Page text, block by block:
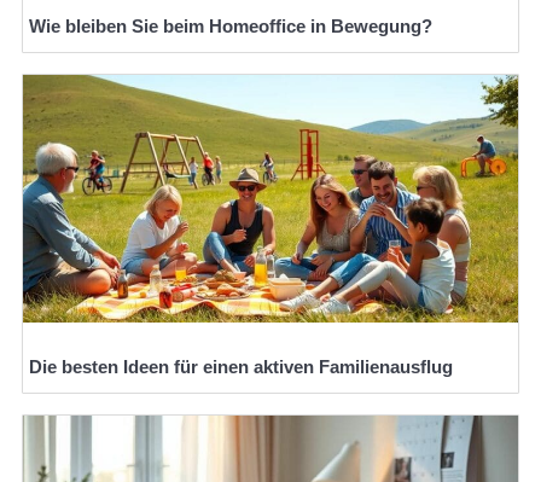
Wie bleiben Sie beim Homeoffice in Bewegung?
Die besten Ideen für einen aktiven Familienausflug